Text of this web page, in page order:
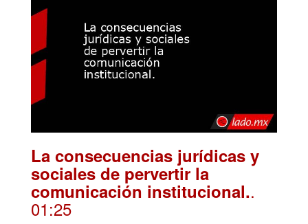
La consecuencias jurídicas y
sociales de pervertir la
comunicación institucional..
01:25